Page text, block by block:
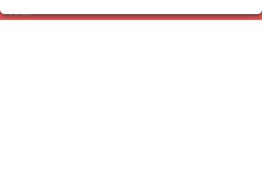
Peñas